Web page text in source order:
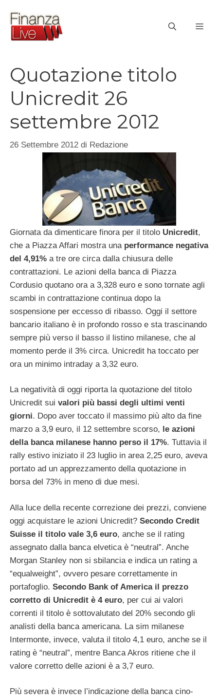
contenuto
Quotazione titolo
Unicredit 26
settembre 2012
26 Settembre 2012 di Redazione
Giornata da dimenticare finora per il titolo Unicredit,
che a Piazza Affari mostra una performance negativa
del 4,91% a tre ore circa dalla chiusura delle
contrattazioni. Le azioni della banca di Piazza
Cordusio quotano ora a 3,328 euro e sono tornate agli
scambi in contrattazione continua dopo la
sospensione per eccesso di ribasso. Oggi il settore
bancario italiano è in profondo rosso e sta trascinando
sempre più verso il basso il listino milanese, che al
momento perde il 3% circa. Unicredit ha toccato per
ora un minimo intraday a 3,32 euro.
La negatività di oggi riporta la quotazione del titolo
Unicredit sui valori più bassi degli ultimi venti
giorni. Dopo aver toccato il massimo più alto da fine
marzo a 3,9 euro, il 12 settembre scorso, le azioni
della banca milanese hanno perso il 17%. Tuttavia il
rally estivo iniziato il 23 luglio in area 2,25 euro, aveva
portato ad un apprezzamento della quotazione in
borsa del 73% in meno di due mesi.
Alla luce della recente correzione dei prezzi, conviene
oggi acquistare le azioni Unicredit? Secondo Credit
Suisse il titolo vale 3,6 euro, anche se il rating
assegnato dalla banca elvetica è “neutral”. Anche
Morgan Stanley non si sbilancia e indica un rating a
“equalweight”, ovvero pesare correttamente in
portafoglio. Secondo Bank of America il prezzo
corretto di Unicredit è 4 euro, per cui ai valori
correnti il titolo è sottovalutato del 20% secondo gli
analisti della banca americana. La sim milanese
Intermonte, invece, valuta il titolo 4,1 euro, anche se il
rating è “neutral”, mentre Banca Akros ritiene che il
valore corretto delle azioni è a 3,7 euro.
Più severa è invece l’indicazione della banca cino-